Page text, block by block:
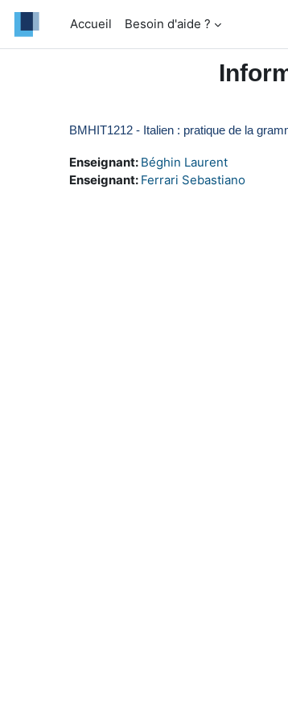
Accueil
Besoin d'aide ?
BMHIT1212 - Italien : pratique de la
Enseignant: Béghin Laurent
Enseignant: Ferrari Sebastiano